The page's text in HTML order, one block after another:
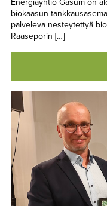
biokaasun
palveleva nesteytettyä
Raaseporin […]